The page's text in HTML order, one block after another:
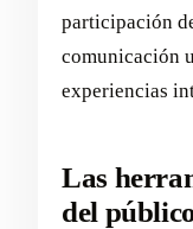
participación
comunicación
experiencias
Las
del